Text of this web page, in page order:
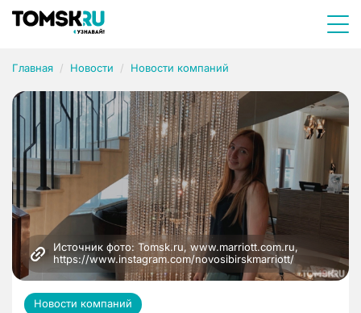
Главная Новости Новости компаний
Источник фото: Tomsk.ru, www.marriott.com.ru,
https://www.instagram.com/novosibirskmarriott/
Новости компаний